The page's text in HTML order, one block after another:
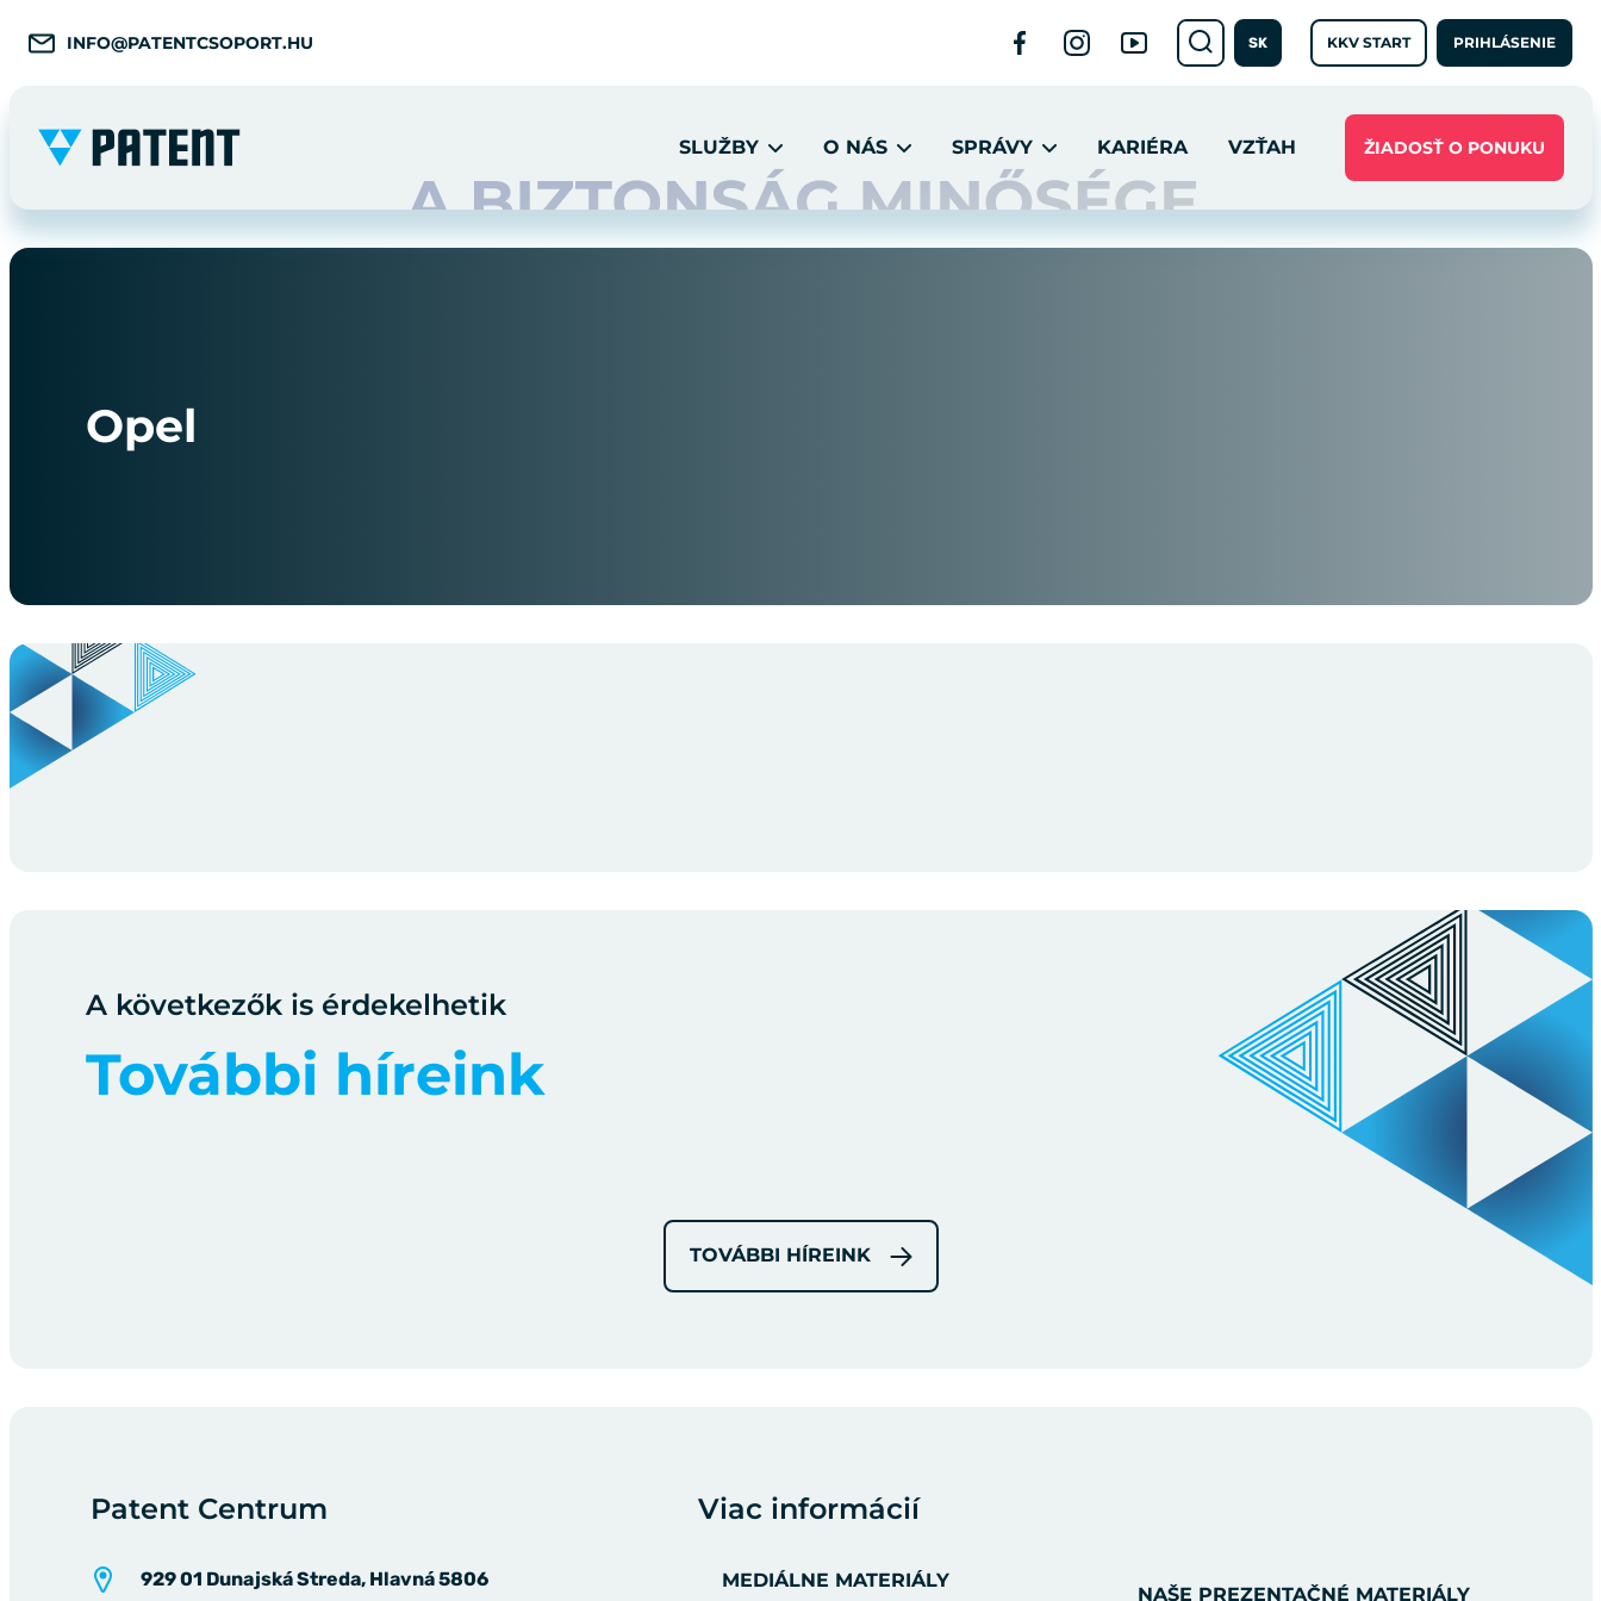
INFO@PATENTCSOPORT.HU SK KKV START PRIHLÁSENIE
SLUŽBY O NÁS SPRÁVY KARIÉRA VZŤAH ŽIADOSŤ O PONUKU
Opel
A következők is érdekelhetik
További híreink
TOVÁBBI HÍREINK
Patent Centrum
929 01 Dunajská Streda, Hlavná 5806
Viac informácií
MEDIÁLNE MATERIÁLY
NAŠE PREZENTAČNÉ MATERIÁLY